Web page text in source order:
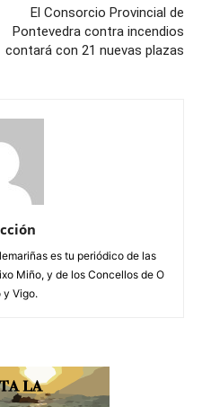
El Consorcio Provincial de
Pontevedra contra incendios
contará con 21 nuevas plazas
es tu periódico de las
Miño, y de los Concellos de O
y Vigo.